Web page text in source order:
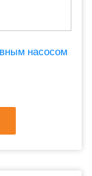
насосом